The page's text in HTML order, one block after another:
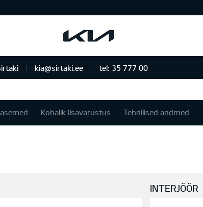
kia@sirtaki.ee tel: 35 777 00
Kohalik lisavarustus Tehnilised andmed
INTERJÖÖR